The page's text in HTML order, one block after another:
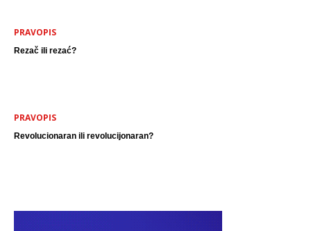
PRAVOPIS
Rezač ili rezać?
PRAVOPIS
Revolucionaran ili revolucijonaran?